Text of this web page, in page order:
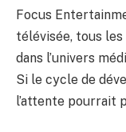
Focus
télévisée, tous
dans l’univers
Si le cycle de
l’attente pourrait